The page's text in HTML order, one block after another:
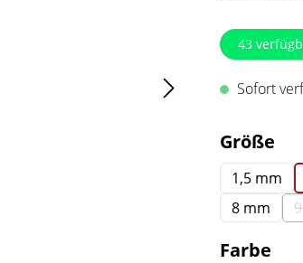
43
Sofort
Größe
1,5 mm
8 mm
Farbe